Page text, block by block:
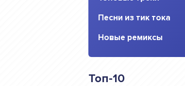
Песни из тик тока
Новые ремиксы
Топ-10